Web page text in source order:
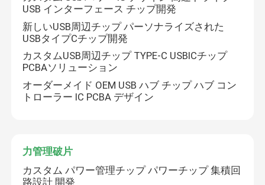
HDMIビデオチップ
オーディオICチップ
アンプICの破片
力管理破片
USB インターフェース チップ開発
新しいUSB周辺チップ パーソナライズされた
USBタイプCチップ開発
カスタムUSB周辺チップ TYPE-C USBICチップ
PCBAソリューション
オーダーメイド OEM USB ハブ チップ ハブ コン
トローラー IC PCBA デザイン
力管理破片
カスタム パワー管理チップ パワーチップ 集積回
路設計 開発